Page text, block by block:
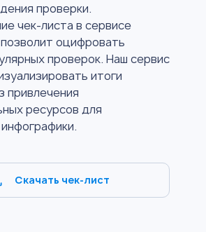
проверки.
чек-листа в сервисе
оцифровать
проверок. Наш сервис
итоги
привлечения
ресурсов для
Скачать чек-лист